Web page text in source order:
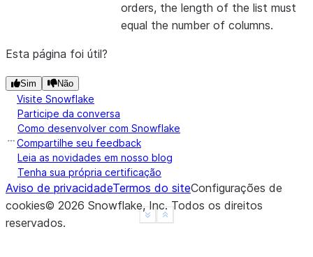
# The values from the list overwrite the
"a", col ("b" ).desc()], ascending
-------------
-------------
|1    |2    |
|1    |4    |
|3    |4    |
-------------
Show less
See more
orders, the length of the list must
equal the number of columns.
Esta página foi útil?
Sim Não
Visite Snowflake
Participe da conversa
Como desenvolver com Snowflake
Compartilhe seu feedback
Leia as novidades em nosso blog
Tenha sua própria certificação
Aviso de privacidadeTermos do siteConfigurações de
cookies© 2026 Snowflake, Inc. Todos os direitos
reservados.